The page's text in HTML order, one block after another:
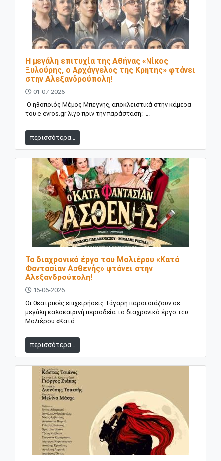
Η μεγάλη επιτυχία της Αθήνας «Νίκος
Ξυλούρης, ο Αρχάγγελος της Κρήτης» φτάνει
στην Αλεξανδρούπολη!
01-07-2026
Ο ηθοποιός Μέμος Μπεγνής, αποκλειστικά στην κάμερα
του e-evros.gr λίγο πριν την παράσταση: ...
περισσότερα...
Το διαχρονικό έργο του Μολιέρου «Κατά
Φαντασίαν Ασθενής» φτάνει στην
Αλεξανδρούπολη!
16-06-2026
Οι θεατρικές επιχειρήσεις Τάγαρη παρουσιάζουν σε
μεγάλη καλοκαιρινή περιοδεία το διαχρονικό έργο του
Μολιέρου «Κατά...
περισσότερα...